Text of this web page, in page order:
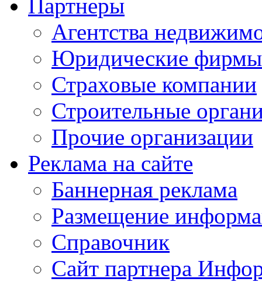
Партнеры
Агентства
Юридические фирмы
Страховые компании
Строительные
Прочие организации
Реклама на сайте
Баннерная реклама
Размещение
Справочник
Сайт партнера